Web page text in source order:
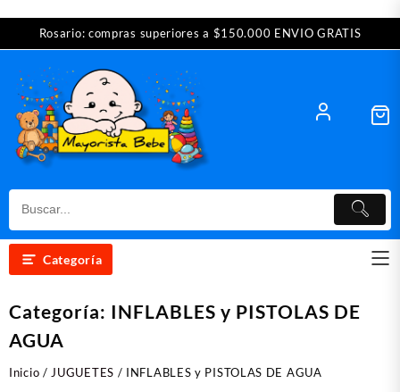
Rosario: compras superiores a $150.000 ENVIO GRATIS
Categoría
Categoría: INFLABLES y PISTOLAS DE
AGUA
Inicio / JUGUETES / INFLABLES y PISTOLAS DE AGUA